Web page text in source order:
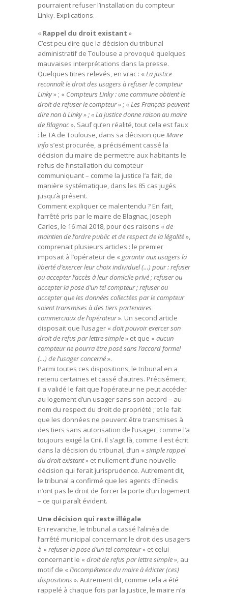
pourraient refuser l’installation du compteur
Linky. Explications.
« Rappel du droit existant »
C’est peu dire que la décision du tribunal
administratif de Toulouse a provoqué quelques
mauvaises interprétations dans la presse.
Quelques titres relevés, en vrac : « La justice
reconnaît le droit des usagers à refuser le compteur
Linky» ; « Compteurs Linky : une commune obtient le
droit de refuser le compteur» ; « Les Français peuvent
dire non à Linky » ; « La justice donne raison au maire
de Blagnac». Sauf qu’en réalité, tout cela est faux
: le TA de Toulouse, dans sa décision que Maire
info s’est procurée, a précisément cassé la
décision du maire de permettre aux habitants le
refus de l’installation du compteur
communiquant – comme la justice l’a fait, de
manière systématique, dans les 85 cas jugés
jusqu’à présent.
Comment expliquer ce malentendu ? En fait,
l’arrêté pris par le maire de Blagnac, Joseph
Carles, le 16 mai 2018, pour des raisons « de
maintien de l’ordre public et de respect de la légalité»,
comprenait plusieurs articles : le premier
imposait à l’opérateur de « garantir aux usagers la
liberté d’exercer leur choix individuel (…) pour : refuser
ou accepter l’accès à leur domicile privé ; refuser ou
accepter la pose d’un tel compteur ; refuser ou
accepter que les données collectées par le compteur
soient transmises à des tiers partenaires
commerciaux de l’opérateur». Un second article
disposait que l’usager « doit pouvoir exercer son
droit de refus par lettre simple» et que « aucun
compteur ne pourra être posé sans l’accord formel
(…) de l’usager concerné».
Parmi toutes ces dispositions, le tribunal en a
retenu certaines et cassé d’autres. Précisément,
il a validé le fait que l’opérateur ne peut accéder
au logement d’un usager sans son accord – au
nom du respect du droit de propriété ; et le fait
que les données ne peuvent être transmises à
des tiers sans autorisation de l’usager, comme l’a
toujours exigé la Cnil. Il s’agit là, comme il est écrit
dans la décision du tribunal, d’un « simple rappel
du droit existant» et nullement d’une nouvelle
décision qui ferait jurisprudence. Autrement dit,
le tribunal a confirmé que les agents d’Enedis
n’ont pas le droit de forcer la porte d’un logement
– ce qui paraît évident.
Une décision qui reste illégale
En revanche, le tribunal a cassé l’alinéa de
l’arrêté municipal concernant le droit des usagers
à « refuser la pose d’un tel compteur» et celui
concernant le « droit de refus par lettre simple», au
motif de « l’incompétence du maire à édicter (ces)
dispositions ». Autrement dit, comme cela a été
rappelé à chaque fois par la justice, le maire n’a